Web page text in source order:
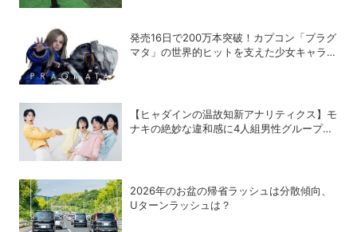
発売16日で200万本突破！カプコン「プラグ
マタ」の世界的ヒットを支えた少女キャラの
【ヒャダインの温故知新アナリティクス】モ
ナキの絶妙な違和感に4人組男性グループの
2026年のお盆の帰省ラッシュは分散傾向、
Uターンラッシュは？